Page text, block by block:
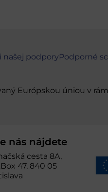
našej podporyPodporné
Európskou úniou v
nás nájdete
cesta 8A,
47, 840 05